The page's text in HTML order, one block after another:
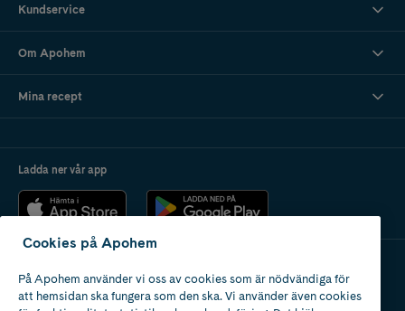
Kundservice
Om Apohem
Mina recept
Ladda ner vår app
Apotek med tillstånd
av Läkemedelsverket
Cookies på Apohem
På Apohem använder vi oss av cookies som är nödvändiga för
att hemsidan ska fungera som den ska. Vi använder även cookies